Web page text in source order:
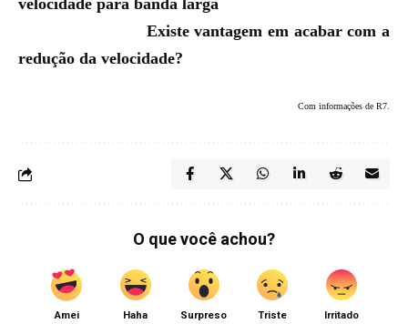
velocidade para banda larga
Existe vantagem em acabar com a
redução da velocidade?
Com informações de R7.
O que você achou?
Amei Haha Surpreso Triste Irritado